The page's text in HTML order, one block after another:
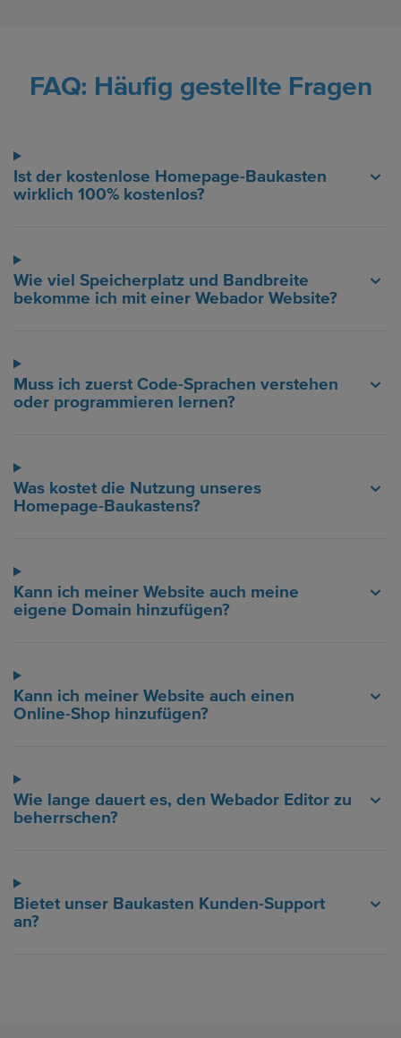
FAQ: Häufig gestellte Fragen
Ist der kostenlose Homepage-Baukasten
wirklich 100% kostenlos?
Wie viel Speicherplatz und Bandbreite
bekomme ich mit einer Webador Website?
Muss ich zuerst Code-Sprachen verstehen
oder programmieren lernen?
Was kostet die Nutzung unseres
Homepage-Baukastens?
Kann ich meiner Website auch meine
eigene Domain hinzufügen?
Kann ich meiner Website auch einen
Online-Shop hinzufügen?
Wie lange dauert es, den Webador Editor zu
beherrschen?
Bietet unser Baukasten Kunden-Support
an?